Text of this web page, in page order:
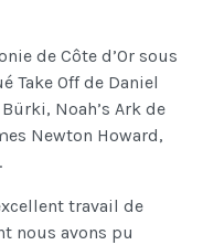
de Côte d’Or sous
Take Off de Daniel
Noah’s Ark de
Newton Howard,
travail de
nous avons pu